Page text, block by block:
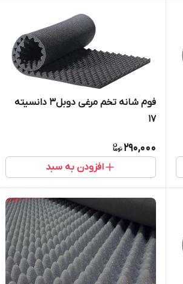
فوم شانه تخم مرغی دوبل۳ دانسیته
۱۷
290,000
افزودن به سبد